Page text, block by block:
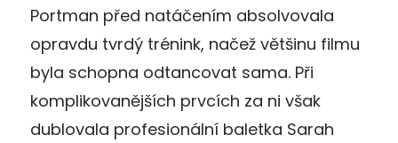
Portman před natáčením absolvovala
opravdu tvrdý trénink, načež většinu filmu
byla schopna odtancovat sama. Při
komplikovanějších prvcích za ni však
dublovala profesionální baletka Sarah